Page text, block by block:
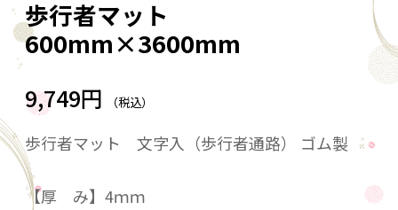
歩行者マット
600mm×3600mm
9,749円 （税込）
歩行者マット 文字入（歩行者通路） ゴム製
【厚 み】4ｍｍ